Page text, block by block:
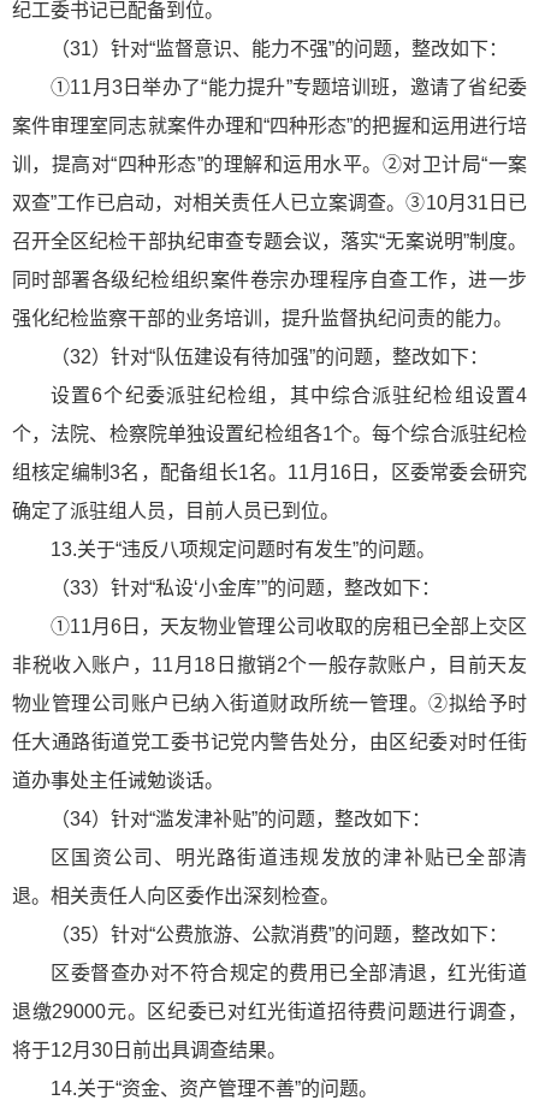
纪工委书记已配备到位。
（31）针对“监督意识、能力不强”的问题，整改如下：
①11月3日举办了“能力提升”专题培训班，邀请了省纪委
案件审理室同志就案件办理和“四种形态”的把握和运用进行培
训，提高对“四种形态”的理解和运用水平。②对卫计局“一案
双查”工作已启动，对相关责任人已立案调查。③10月31日已
召开全区纪检干部执纪审查专题会议，落实“无案说明”制度。
同时部署各级纪检组织案件卷宗办理程序自查工作，进一步
强化纪检监察干部的业务培训，提升监督执纪问责的能力。
（32）针对“队伍建设有待加强”的问题，整改如下：
设置6个纪委派驻纪检组，其中综合派驻纪检组设置4
个，法院、检察院单独设置纪检组各1个。每个综合派驻纪检
组核定编制3名，配备组长1名。11月16日，区委常委会研究
确定了派驻组人员，目前人员已到位。
13.关于“违反八项规定问题时有发生”的问题。
（33）针对“私设‘小金库’”的问题，整改如下：
①11月6日，天友物业管理公司收取的房租已全部上交区
非税收入账户，11月18日撤销2个一般存款账户，目前天友
物业管理公司账户已纳入街道财政所统一管理。②拟给予时
任大通路街道党工委书记党内警告处分，由区纪委对时任街
道办事处主任诫勉谈话。
（34）针对“滥发津补贴”的问题，整改如下：
区国资公司、明光路街道违规发放的津补贴已全部清
退。相关责任人向区委作出深刻检查。
（35）针对“公费旅游、公款消费”的问题，整改如下：
区委督查办对不符合规定的费用已全部清退，红光街道
退缴29000元。区纪委已对红光街道招待费问题进行调查，
将于12月30日前出具调查结果。
14.关于“资金、资产管理不善”的问题。